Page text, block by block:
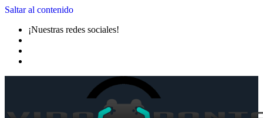
Saltar al contenido
¡Nuestras redes sociales!